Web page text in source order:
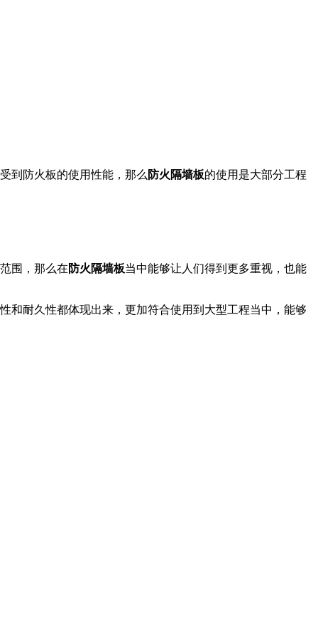
到防火板的使用性能，那么 防火隔墙板的使用是大部分工程
，那么在 防火隔墙板当中能够让人们得到更多重视，也能
耐久性都体现出来，更加符合使用到大型工程当中，能够